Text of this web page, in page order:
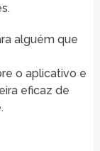
alguém que
o aplicativo e
eficaz de